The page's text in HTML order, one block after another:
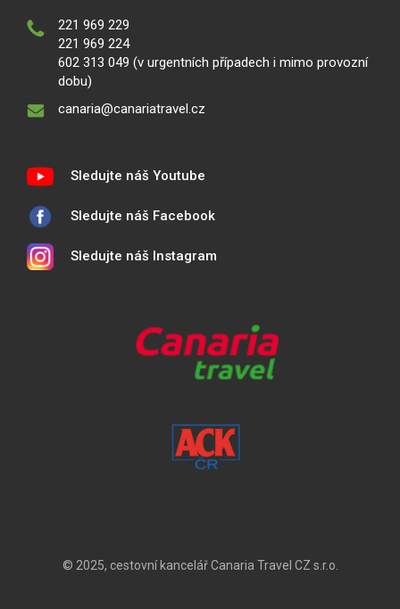
221 969 229
221 969 224
602 313 049 (v urgentních případech i mimo provozní
dobu)
canaria@canariatravel.cz
Sledujte náš Youtube
Sledujte náš Facebook
Sledujte náš Instagram
© 2025, cestovní kancelář Canaria Travel CZ s.r.o.